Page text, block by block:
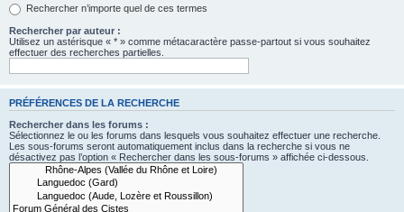
Rechercher n’importe quel de ces termes
Rechercher par auteur :
Utilisez un astérisque « * » comme métacaractère passe-partout si vous souhaitez
effectuer des recherches partielles.
PRÉFÉRENCES DE LA RECHERCHE
Rechercher dans les forums :
Sélectionnez le ou les forums dans lesquels vous souhaitez effectuer une recherche.
Les sous-forums seront automatiquement inclus dans la recherche si vous ne
désactivez pas l’option « Rechercher dans les sous-forums » affichée ci-dessous.